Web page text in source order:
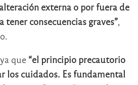
externa o por fuera de
consecuencias graves”
que “el principio precautorio
los cuidados. Es fundamental